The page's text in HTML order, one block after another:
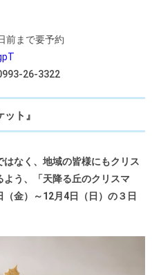
前まで要予約
26-3322
ト』
なく、地域の皆様にもクリス
う、「天降る丘のクリスマ
金）～12月4日（日）の３日